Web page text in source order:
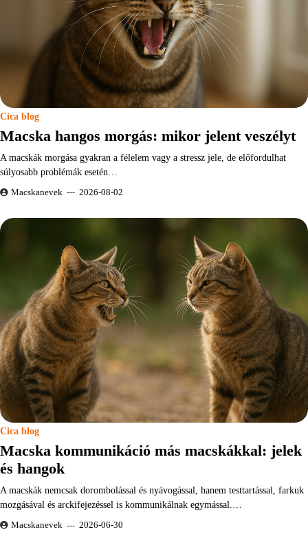
Cica blog
Macska hangos morgás: mikor jelent veszélyt
A macskák morgása gyakran a félelem vagy a stressz jele, de előfordulhat
súlyosabb problémák esetén…
Macskanevek 2026-08-02
Cica blog
Macska kommunikáció más macskákkal: jelek
és hangok
A macskák nemcsak dorombolással és nyávogással, hanem testtartással, farkuk
mozgásával és arckifejezéssel is kommunikálnak egymással.…
Macskanevek 2026-06-30